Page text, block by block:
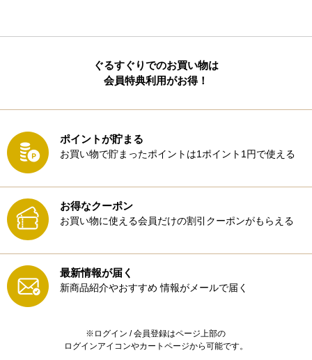
ぐるすぐりでのお買い物は
会員特典利用がお得！
ポイントが貯まる
お買い物で貯まったポイントは1ポイント1円で使える
お得なクーポン
お買い物に使える会員だけの割引クーポンがもらえる
最新情報が届く
新商品紹介やおすすめ 情報がメールで届く
※ログイン / 会員登録はページ上部の
ログインアイコンやカートページから可能です。